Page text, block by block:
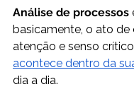
Análise de processos
basicamente, o ato de
atenção e senso
acontece dentro da
dia a dia.